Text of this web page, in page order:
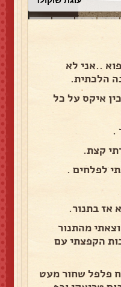
..אני לא
הלכתית.
איקס על כל
.
קצת.
לפלחים .
אז בתנור.
מהתנור
הקפצתי עם
פלפל שחור מעט